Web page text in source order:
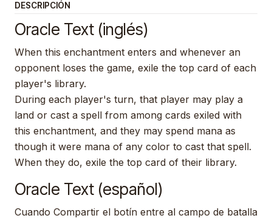
DESCRIPCIÓN
Oracle Text (inglés)
When this enchantment enters and whenever an
opponent loses the game, exile the top card of each
player's library.
During each player's turn, that player may play a
land or cast a spell from among cards exiled with
this enchantment, and they may spend mana as
though it were mana of any color to cast that spell.
When they do, exile the top card of their library.
Oracle Text (español)
Cuando Compartir el botín entre al campo de batalla